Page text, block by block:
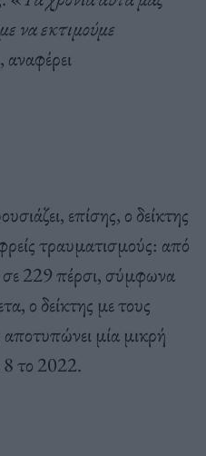
να εκτιμούμε
, αναφέρει
επίσης, ο δείκτης
τραυματισμούς: από
229 πέρσι, σύμφωνα
ο δείκτης με τους
μία μικρή
το 2022.